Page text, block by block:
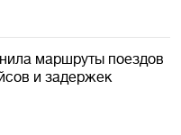
маршруты поездов
и задержек